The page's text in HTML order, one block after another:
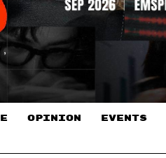
OPINION EVENTS